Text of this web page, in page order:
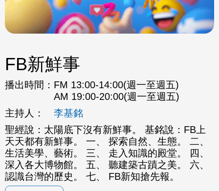
FB新鮮事
播出時間： FM 13:00-14:00(週一至週五)
AM 19:00-20:00(週一至週五)
主持人：
李基銘
聖經說：太陽底下沒有新鮮事。 基銘說：FB上
天天都有新鮮事。 一、 探索自然、生態。 二、
生活美學、藝術。 三、 走入知識的殿堂。 四、
深入各大博物館。 五、 聽建築古蹟之美。 六、
認識台灣的歷史。 七、 FB新知搶先報。